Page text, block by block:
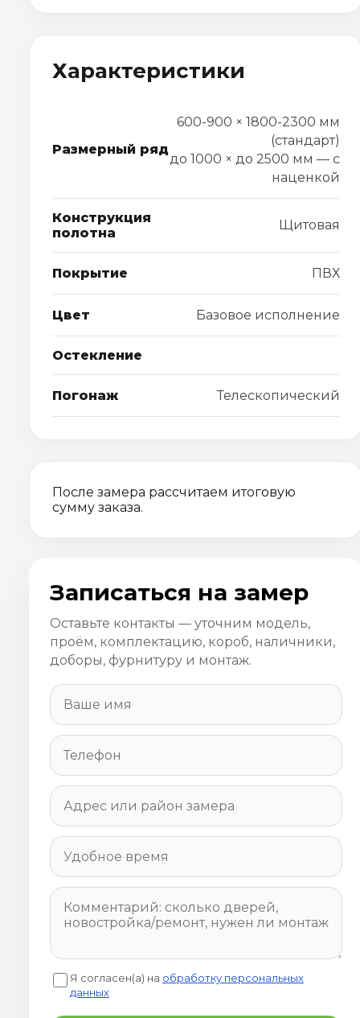
Характеристики
Размерный ряд
600-900 × 1800-2300 мм
(стандарт)
до 1000 × до 2500 мм — с
наценкой
Конструкция
полотна
Щитовая
Покрытие ПВХ
Цвет Базовое исполнение
Остекление
Погонаж Телескопический
После замера рассчитаем итоговую
сумму заказа.
Записаться на замер
Оставьте контакты — уточним модель,
проём, комплектацию, короб, наличники,
доборы, фурнитуру и монтаж.
Я согласен(а) на обработку персональных
данных